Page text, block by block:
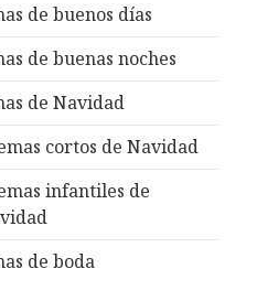
de buenos días
de buenas noches
de Navidad
cortos de Navidad
infantiles de
de boda